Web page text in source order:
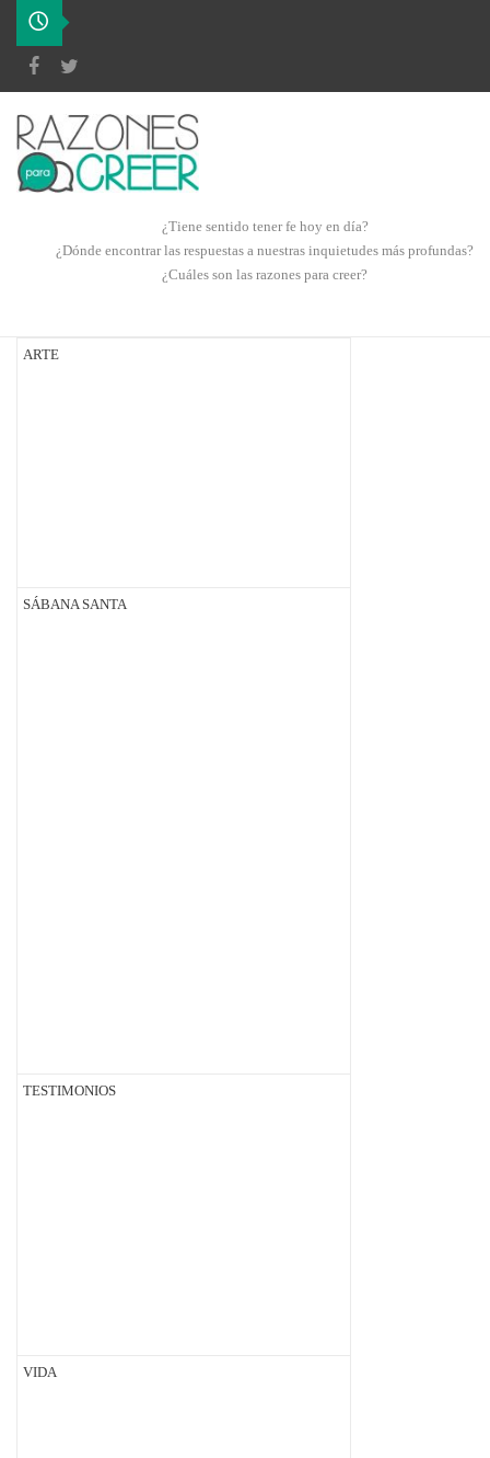
¿Tiene sentido tener fe hoy en día?
¿Dónde encontrar las respuestas a nuestras inquietudes más profundas?
¿Cuáles son las razones para creer?
ARTE
SÁBANA SANTA
TESTIMONIOS
VIDA